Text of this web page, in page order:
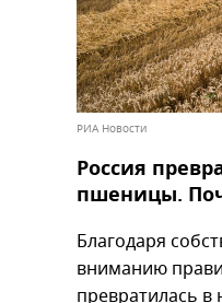
РИА Новости
Россия
пшеницы.
Благодаря
вниманию
превратилась